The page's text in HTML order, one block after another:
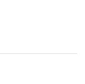
มไหลรินลงมาพราก
อของปารารินขึ้นทั้ง